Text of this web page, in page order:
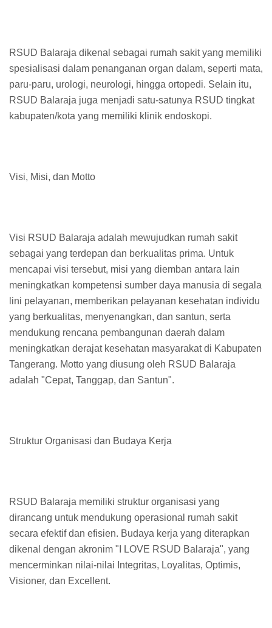
RSUD Balaraja dikenal sebagai rumah sakit yang memiliki
spesialisasi dalam penanganan organ dalam, seperti mata,
paru-paru, urologi, neurologi, hingga ortopedi. Selain itu,
RSUD Balaraja juga menjadi satu-satunya RSUD tingkat
kabupaten/kota yang memiliki klinik endoskopi.
Visi, Misi, dan Motto
Visi RSUD Balaraja adalah mewujudkan rumah sakit
sebagai yang terdepan dan berkualitas prima. Untuk
mencapai visi tersebut, misi yang diemban antara lain
meningkatkan kompetensi sumber daya manusia di segala
lini pelayanan, memberikan pelayanan kesehatan individu
yang berkualitas, menyenangkan, dan santun, serta
mendukung rencana pembangunan daerah dalam
meningkatkan derajat kesehatan masyarakat di Kabupaten
Tangerang. Motto yang diusung oleh RSUD Balaraja
adalah "Cepat, Tanggap, dan Santun".
Struktur Organisasi dan Budaya Kerja
RSUD Balaraja memiliki struktur organisasi yang
dirancang untuk mendukung operasional rumah sakit
secara efektif dan efisien. Budaya kerja yang diterapkan
dikenal dengan akronim "I LOVE RSUD Balaraja", yang
mencerminkan nilai-nilai Integritas, Loyalitas, Optimis,
Visioner, dan Excellent.